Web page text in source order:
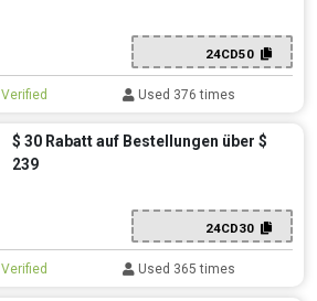
24CD50
Verified Used 376 times
$ 30 Rabatt auf Bestellungen über $
239
24CD30
Verified Used 365 times